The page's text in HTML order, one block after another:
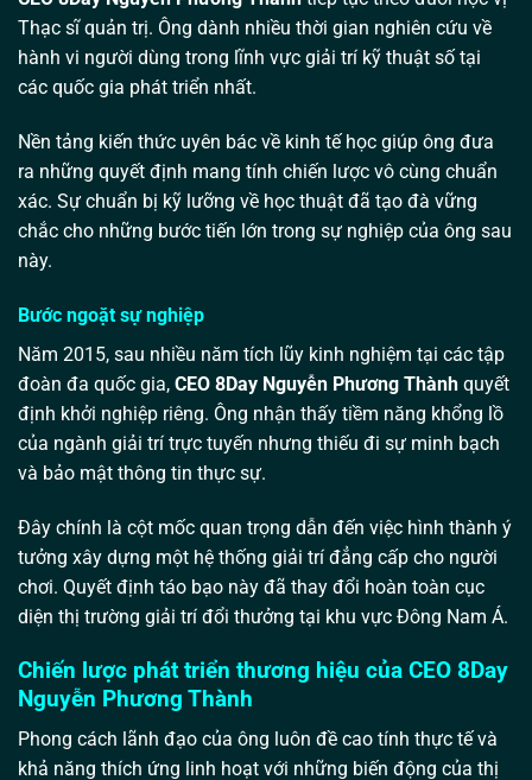
Thạc sĩ quản trị. Ông dành nhiều thời gian nghiên cứu về
hành vi người dùng trong lĩnh vực giải trí kỹ thuật số tại
các quốc gia phát triển nhất.
Nền tảng kiến thức uyên bác về kinh tế học giúp ông đưa
ra những quyết định mang tính chiến lược vô cùng chuẩn
xác. Sự chuẩn bị kỹ lưỡng về học thuật đã tạo đà vững
chắc cho những bước tiến lớn trong sự nghiệp của ông sau
này.
Bước ngoặt sự nghiệp
Năm 2015, sau nhiều năm tích lũy kinh nghiệm tại các tập
đoàn đa quốc gia, CEO 8Day Nguyễn Phương Thành quyết
định khởi nghiệp riêng. Ông nhận thấy tiềm năng khổng lồ
của ngành giải trí trực tuyến nhưng thiếu đi sự minh bạch
và bảo mật thông tin thực sự.
Đây chính là cột mốc quan trọng dẫn đến việc hình thành ý
tưởng xây dựng một hệ thống giải trí đẳng cấp cho người
chơi. Quyết định táo bạo này đã thay đổi hoàn toàn cục
diện thị trường giải trí đổi thưởng tại khu vực Đông Nam Á.
Chiến lược phát triển thương hiệu của CEO 8Day
Nguyễn Phương Thành
Phong cách lãnh đạo của ông luôn đề cao tính thực tế và
khả năng thích ứng linh hoạt với những biến động của thị